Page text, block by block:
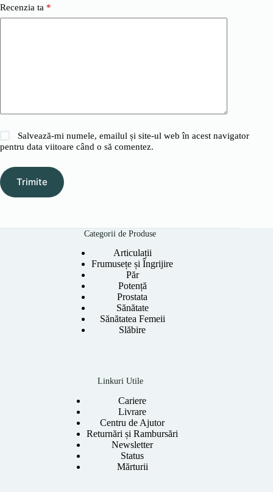
Recenzia ta *
Salvează-mi numele, emailul și site-ul web în acest navigator
pentru data viitoare când o să comentez.
Trimite
Categorii de Produse
Articulații
Frumusețe și Îngrijire
Păr
Potență
Prostata
Sănătate
Sănătatea Femeii
Slăbire
Linkuri Utile
Cariere
Livrare
Centru de Ajutor
Returnări și Rambursări
Newsletter
Status
Mărturii